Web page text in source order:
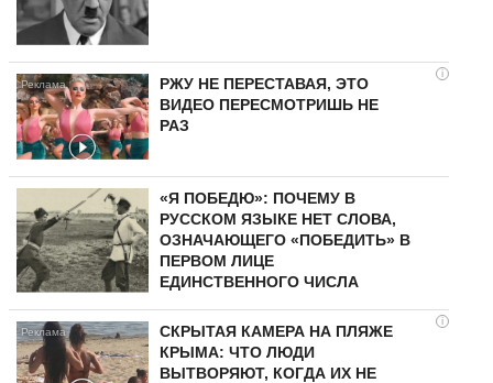
i
РЖУ НЕ ПЕРЕСТАВАЯ, ЭТО
ВИДЕО ПЕРЕСМОТРИШЬ НЕ
РАЗ
«Я ПОБЕДЮ»: ПОЧЕМУ В
РУССКОМ ЯЗЫКЕ НЕТ СЛОВА,
ОЗНАЧАЮЩЕГО «ПОБЕДИТЬ» В
ПЕРВОМ ЛИЦЕ
ЕДИНСТВЕННОГО ЧИСЛА
i
СКРЫТАЯ КАМЕРА НА ПЛЯЖЕ
КРЫМА: ЧТО ЛЮДИ
ВЫТВОРЯЮТ, КОГДА ИХ НЕ